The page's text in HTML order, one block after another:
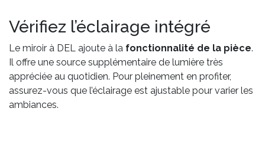
Vérifiez l’éclairage intégré
Le miroir à DEL ajoute à la fonctionnalité de la pièce.
Il offre une source supplémentaire de lumière très
appréciée au quotidien. Pour pleinement en profiter,
assurez-vous que l’éclairage est ajustable pour varier les
ambiances.